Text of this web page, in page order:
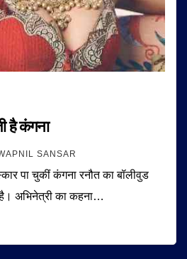
है कंगना
SANSAR
पा चुकीं कंगना रनौत का बॉलीवुड
अभिनेत्री का कहना…